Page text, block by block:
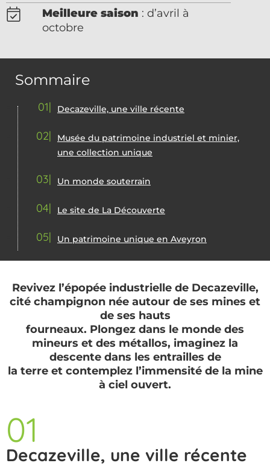
Meilleure saison : d’avril à
octobre
Sommaire
01 Decazeville, une ville récente
02
Musée du patrimoine industriel et minier,
une collection unique
03 Un monde souterrain
04 Le site de La Découverte
05 Un patrimoine unique en Aveyron
Revivez l’épopée industrielle de Decazeville,
cité champignon née autour de ses mines et
de ses hauts
fourneaux. Plongez dans le monde des
mineurs et des métallos, imaginez la
descente dans les entrailles de
la terre et contemplez l’immensité de la mine
à ciel ouvert.
01
Decazeville, une ville récente